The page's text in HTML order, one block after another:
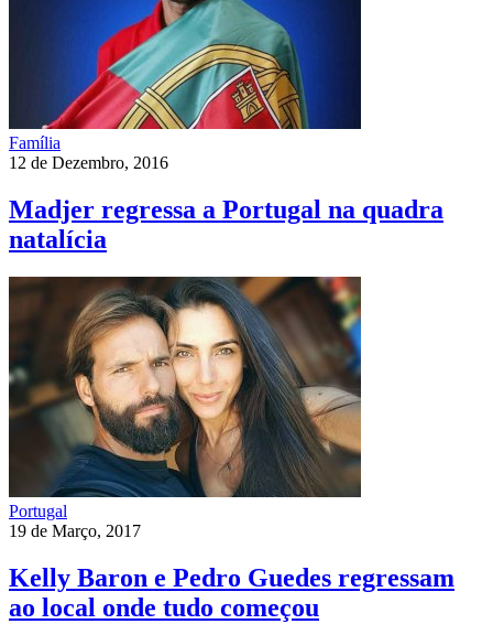
Família
12 de Dezembro, 2016
Madjer regressa a Portugal na quadra
natalícia
Portugal
19 de Março, 2017
Kelly Baron e Pedro Guedes regressam
ao local onde tudo começou